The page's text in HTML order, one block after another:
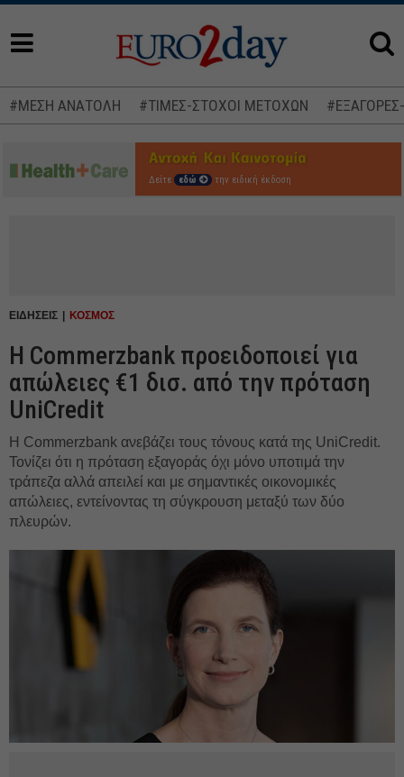
#ΜΕΣΗ ΑΝΑΤΟΛΗ #ΤΙΜΕΣ-ΣΤΟΧΟΙ ΜΕΤΟΧΩΝ
Δείτε εδώ την ειδική έκδοση
ΕΙΔΗΣΕΙΣ ΚΟΣΜΟΣ
Η Commerzbank προειδοποιεί για
απώλειες €1 δισ. από την πρόταση
UniCredit
Η Commerzbank ανεβάζει τους τόνους κατά της UniCredit.
Τονίζει ότι η πρόταση εξαγοράς όχι μόνο υποτιμά την
τράπεζα αλλά απειλεί και με σημαντικές οικονομικές
απώλειες, εντείνοντας τη σύγκρουση μεταξύ των δύο
πλευρών.